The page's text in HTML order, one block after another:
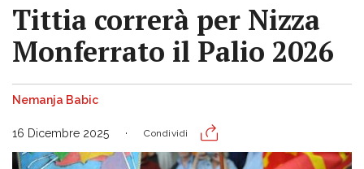
Tittia correrà per Nizza
Monferrato il Palio 2026
Nemanja Babic
16 Dicembre 2025 Condividi